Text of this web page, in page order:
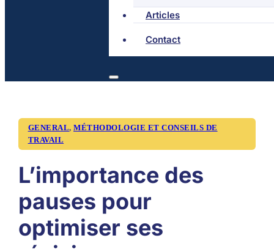
Articles
Contact
GENERAL,MÉTHODOLOGIE ET CONSEILS DE
TRAVAIL
L’importance des
pauses pour
optimiser ses